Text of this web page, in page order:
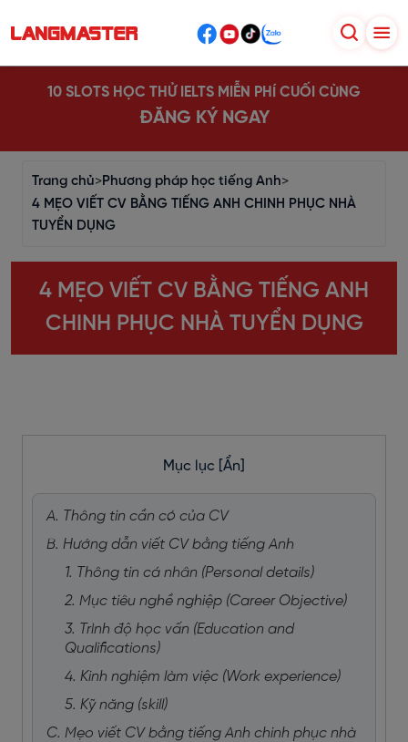
10 SLOTS HỌC THỬ IELTS MIỄN PHÍ CUỐI CÙNG
ĐĂNG KÝ NGAY
Trang chủ>Phương pháp học tiếng Anh>
4 MẸO VIẾT CV BẰNG TIẾNG ANH CHINH PHỤC NHÀ
TUYỂN DỤNG
4 MẸO VIẾT CV BẰNG TIẾNG ANH
CHINH PHỤC NHÀ TUYỂN DỤNG
Mục lục [Ẩn]
A. Thông tin cần có của CV
B. Hướng dẫn viết CV bằng tiếng Anh
1. Thông tin cá nhân (Personal details)
2. Mục tiêu nghề nghiệp (Career Objective)
3. Trình độ học vấn (Education and
Qualifications)
4. Kinh nghiệm làm việc (Work experience)
5. Kỹ năng (skill)
C. Mẹo viết CV bằng tiếng Anh chinh phục nhà